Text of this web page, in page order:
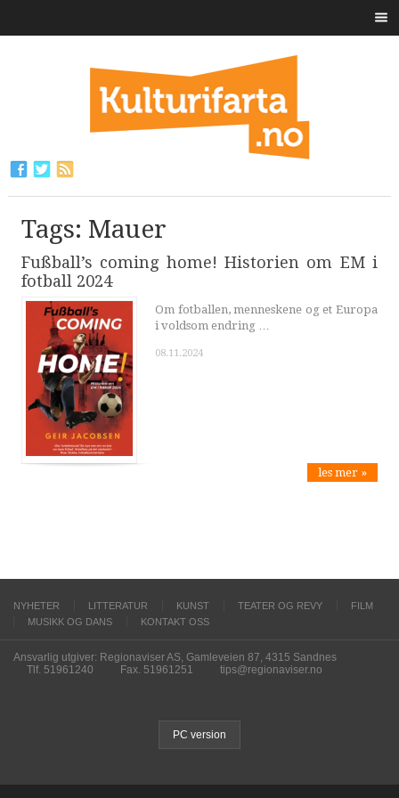
Tags: Mauer
Fußball’s coming home! Historien om EM i
fotball 2024
Om fotballen, menneskene og et Europa
i voldsom endring …
08.11.2024
les mer »
NYHETER LITTERATUR KUNST TEATER OG REVY
FILM
MUSIKK OG DANS
KONTAKT OSS
Ansvarlig utgiver: Regionaviser AS, Gamleveien 87, 4315 Sandnes
Tlf. 51961240
Fax. 51961251 tips@regionaviser.no
PC version